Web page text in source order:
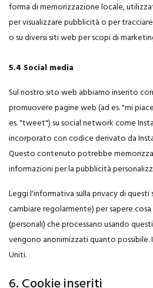
forma di memorizzazione locale,
per visualizzare pubblicità o per
o su diversi siti web per scopi di
5.4 Social media
Sul nostro sito web abbiamo inserito
promuovere pagine web (ad es. "mi
es. "tweet") su social network come
incorporato con codice derivato da
Questo contenuto potrebbe
informazioni per la pubblicità
Leggi l'informativa sulla privacy di
cambiare regolarmente) per sapere
(personali) che processano usando
vengono anonimizzati quanto possibile.
Uniti.